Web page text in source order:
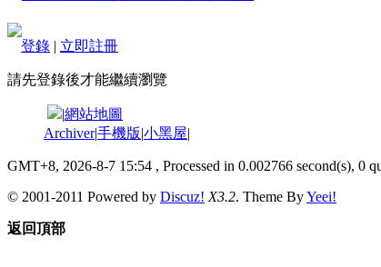
登錄 | 立即註冊
請先登錄後才能繼續瀏覽
|網站地圖
Archiver|手機版|小黑屋|
GMT+8, 2026-8-7 15:54 , Processed in 0.002766 second(s), 0
© 2001-2011 Powered by Discuz! X3.2. Theme ByYeei!
返回頂部